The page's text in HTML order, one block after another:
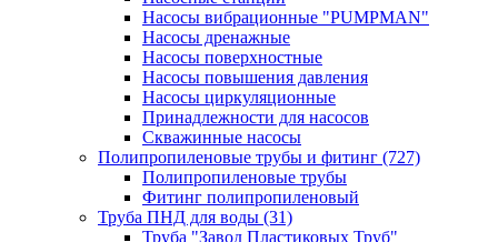
Насосы вибрационные "PUMPMAN"
Насосы дренажные
Насосы поверхностные
Насосы повышения давления
Насосы циркуляционные
Принадлежности для насосов
Скважинные насосы
Полипропиленовые трубы и фитинг (727)
Полипропиленовые трубы
Фитинг полипропиленовый
Труба ПНД для воды (31)
Труба "Завод Пластиковых Труб"